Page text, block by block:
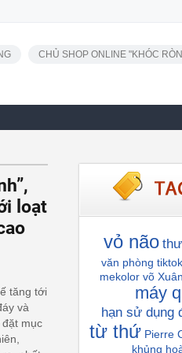
CHỦ SHOP ONLINE "KHÓC
loạt
tăng tới
và
mục
vỏ não
văn phòng tiktok
mekolor võ
máy
hạn sử dụng
từ thứ Pierre
khủng